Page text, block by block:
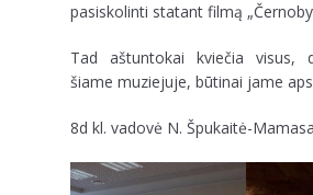
pasiskolinti statant filmą
Tad aštuntokai kviečia visus,
šiame muziejuje, būtinai jame
8d kl. vadovė N. Špukaitė-